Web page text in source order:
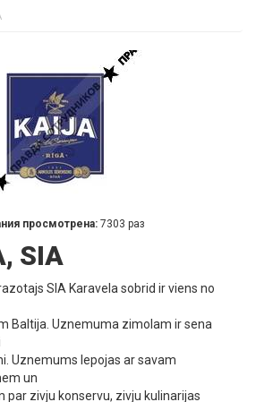
просмотрена: 7303 раз
SIA
SIA Karavela sobrid ir viens no
Baltija. Uznemuma zimolam ir sena
Uznemums lepojas ar savam
un
zivju konservu, zivju kulinarijas